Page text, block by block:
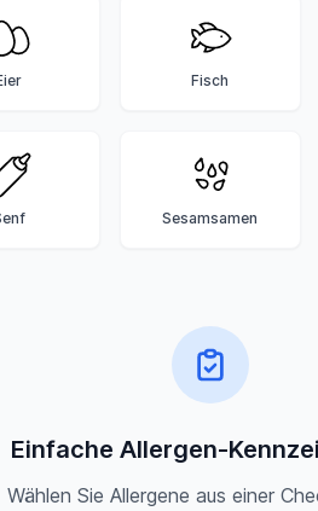
Fisch
Sesamsamen
Einfache Allergen-
Wählen Sie Allergene aus einer